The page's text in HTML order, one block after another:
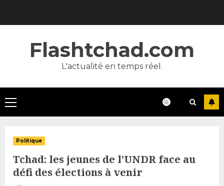
Flashtchad.com
L'actualité en temps réel.
Primary
Menu
Politique
Tchad: les jeunes de l’UNDR face au
défi des élections à venir